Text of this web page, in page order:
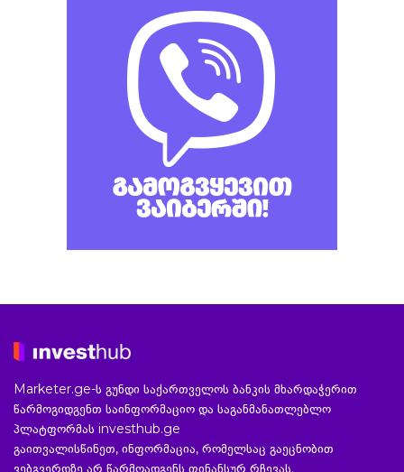
Marketer.ge-ს გუნდი საქართველოს ბანკის მხარდაჭერით
წარმოგიდგენთ საინფორმაციო და საგანმანათლებლო
პლატფორმას investhub.ge
გაითვალისწინეთ, ინფორმაცია, რომელსაც გაეცნობით